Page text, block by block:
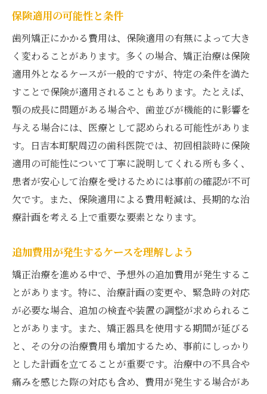
日吉本町駅での矯正治療、費用のポイントと選
び方
費用の透明性がクリニック選びの鍵
地元クリニックの費用特性
信頼できる歯科医院の探し方
実際の治療例からみる費用の現実
費用の内訳をしっかり確認
クリニック訪問前に準備すべきこと
初めての矯正治療でも安心、費用の見積もりと
チェックポイント
初回相談で確認すべき費用項目
費用に影響する治療の要素
治療開始前に把握すべきリスク
費用見積もりの比較ポイント
安心して治療を受けるための準備
保険適用の可能性と条件
歯列矯正にかかる費用は、保険適用の有無によって大き
く変わることがあります。多くの場合、矯正治療は保険
適用外となるケースが一般的ですが、特定の条件を満た
すことで保険が適用されることもあります。たとえば、
顎の成長に問題がある場合や、歯並びが機能的に影響を
与える場合には、医療として認められる可能性がありま
す。日吉本町駅周辺の歯科医院では、初回相談時に保険
適用の可能性について丁寧に説明してくれる所も多く、
患者が安心して治療を受けるためには事前の確認が不可
欠です。また、保険適用による費用軽減は、長期的な治
療計画を考える上で重要な要素となります。
追加費用が発生するケースを理解しよう
矯正治療を進める中で、予想外の追加費用が発生するこ
とがあります。特に、治療計画の変更や、緊急時の対応
が必要な場合、追加の検査や装置の調整が求められるこ
とがあります。また、矯正器具を使用する期間が延びる
と、その分の治療費用も増加するため、事前にしっかり
とした計画を立てることが重要です。治療中の不具合や
痛みを感じた際の対応も含め、費用が発生する場合があ